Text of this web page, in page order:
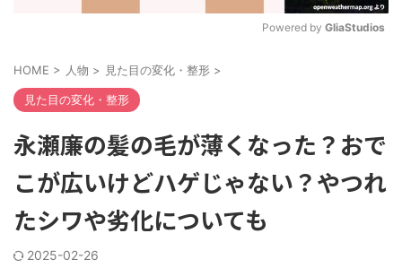
Powered by GliaStudios
HOME > 人物 > 見た目の変化・整形 >
見た目の変化・整形
永瀬廉の髪の毛が薄くなった？おで
こが広いけどハゲじゃない？やつれ
たシワや劣化についても
2025-02-26